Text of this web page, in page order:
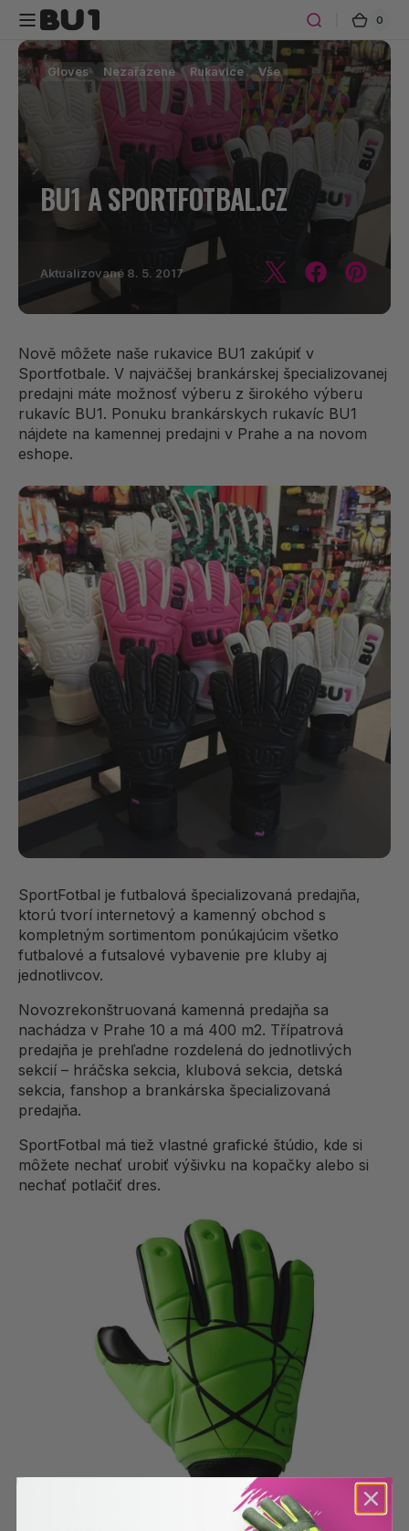
Preskočiť
na obsah
Košík
0
0
Gloves Nezařazené Rukavice Vše
BU1 A SPORTFOTBAL.CZ
Aktualizované 8. 5. 2017
Nově môžete naše rukavice BU1 zakúpiť v
Sportfotbale. V najväčšej brankárskej špecializovanej
predajni máte možnosť výberu z širokého výberu
rukavíc BU1. Ponuku brankárskych rukavíc BU1
nájdete na kamennej predajni v Prahe a na novom
eshope.
SportFotbal je futbalová špecializovaná predajňa,
ktorú tvorí internetový a kamenný obchod s
kompletným sortimentom ponúkajúcim všetko
futbalové a futsalové vybavenie pre kluby aj
jednotlivcov.
Novozrekonštruovaná kamenná predajňa sa
nachádza v Prahe 10 a má 400 m2. Třípatrová
predajňa je prehľadne rozdelená do jednotlivých
sekcií – hráčska sekcia, klubová sekcia, detská
sekcia, fanshop a brankárska špecializovaná
predajňa.
SportFotbal má tiež vlastné grafické štúdio, kde si
môžete nechať urobiť výšivku na kopačky alebo si
nechať potlačiť dres.